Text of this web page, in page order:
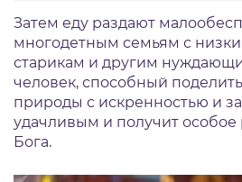
Затем еду раздают
многодетным семьям с
старикам и другим
человек, способный
природы с искренностью и
удачливым и получит
Бога.